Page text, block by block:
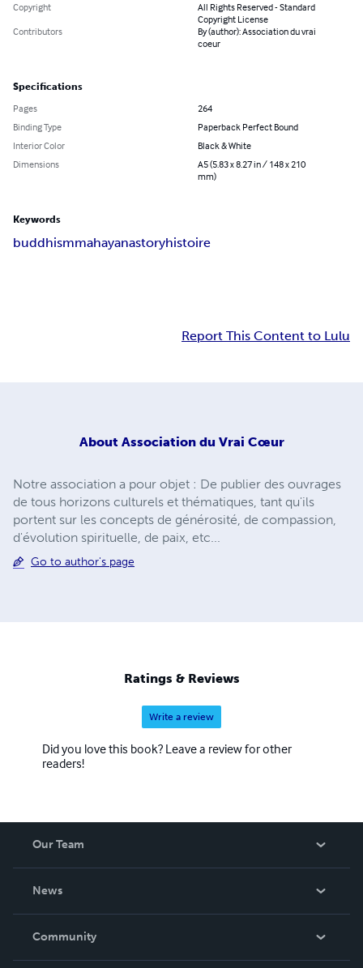
Copyright
All Rights Reserved - Standard
Copyright License
Contributors
By (author): Association du vrai
coeur
Specifications
Pages
264
Binding Type
Paperback Perfect Bound
Interior Color
Black & White
Dimensions
A5 (5.83 x 8.27 in / 148 x 210
mm)
Keywords
buddhismmahayanastoryhistoire
Report This Content to Lulu
About Association du Vrai Cœur
Notre association a pour objet : De publier des ouvrages
de tous horizons culturels et thématiques, tant qu'ils
portent sur les concepts de générosité, de compassion,
d'évolution spirituelle, de paix, etc...
Go to author's page
Ratings & Reviews
Write a review
Did you love this book? Leave a review for other
readers!
Our Team
News
In The News
Community